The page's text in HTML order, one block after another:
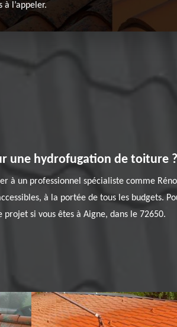
à l’appeler.
une hydrofugation de toiture ?
à un professionnel spécialiste comme
à la portée de tous les budgets.
si vous êtes à Aigne, dans le 72650.